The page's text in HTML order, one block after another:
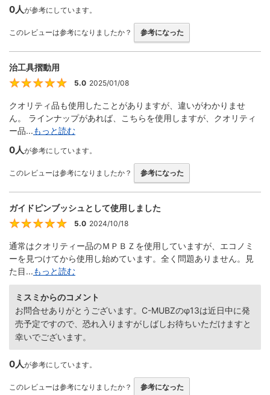
0人が参考にしています。
このレビューは参考になりましたか？ 参考になった
治工具摺動用
5
5.0 2025/01/08
クオリティ品も使用したことがありますが、違いがわかりませ
ん。 ラインナップがあれば、こちらを使用しますが、クオリティ
ー品...もっと読む
0人が参考にしています。
このレビューは参考になりましたか？ 参考になった
ガイドピンブッシュとして使用しました
5
5.0 2024/10/18
通常はクオリティー品のＭＰＢＺを使用していますが、エコノミ
ーを見つけてから使用し始めています。全く問題ありません。見
た目...もっと読む
ミスミからのコメント
お問合せありがとうございます。C-MUBZのφ13は近日中に発
売予定ですので、恐れ入りますがしばしお待ちいただけますと
幸いでございます。
0人が参考にしています。
このレビューは参考になりましたか？ 参考になった